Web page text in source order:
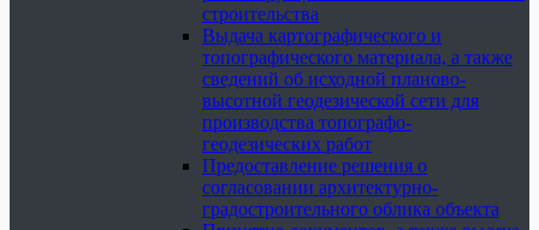
строительства
Выдача картографического и
топографического материала, а также
сведений об исходной планово-
высотной геодезической сети для
производства топографо-
геодезических работ
Предоставление решения о
согласовании архитектурно-
градостроительного облика объекта